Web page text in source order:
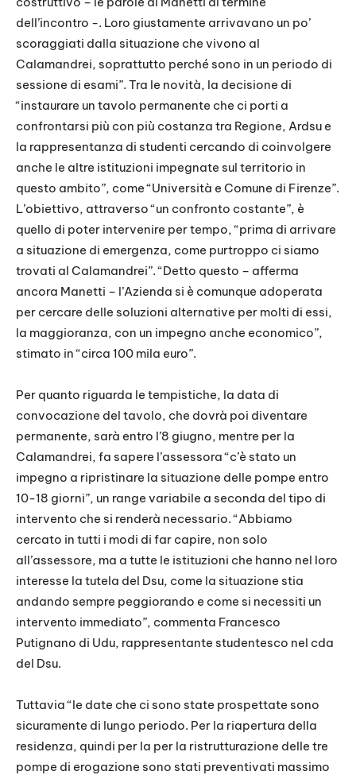
dell’incontro -. Loro giustamente arrivavano un po’
scoraggiati dalla situazione che vivono al
Calamandrei, soprattutto perché sono in un periodo di
sessione di esami”. Tra le novità, la decisione di
“instaurare un tavolo permanente che ci porti a
confrontarsi più con più costanza tra Regione, Ardsu e
la rappresentanza di studenti cercando di coinvolgere
anche le altre istituzioni impegnate sul territorio in
questo ambito”, come “Università e Comune di Firenze”.
L’obiettivo, attraverso “un confronto costante”, è
quello di poter intervenire per tempo, “prima di arrivare
a situazione di emergenza, come purtroppo ci siamo
trovati al Calamandrei”. “Detto questo – afferma
ancora Manetti – l’Azienda si è comunque adoperata
per cercare delle soluzioni alternative per molti di essi,
la maggioranza, con un impegno anche economico”,
stimato in “circa 100 mila euro”.
Per quanto riguarda le tempistiche, la data di
convocazione del tavolo, che dovrà poi diventare
permanente, sarà entro l’8 giugno, mentre per la
Calamandrei, fa sapere l’assessora “c’è stato un
impegno a ripristinare la situazione delle pompe entro
10-18 giorni”, un range variabile a seconda del tipo di
intervento che si renderà necessario. “Abbiamo
cercato in tutti i modi di far capire, non solo
all’assessore, ma a tutte le istituzioni che hanno nel loro
interesse la tutela del Dsu, come la situazione stia
andando sempre peggiorando e come si necessiti un
intervento immediato”, commenta Francesco
Putignano di Udu, rappresentante studentesco nel cda
del Dsu.
Tuttavia “le date che ci sono state prospettate sono
sicuramente di lungo periodo. Per la riapertura della
residenza, quindi per la per la ristrutturazione delle tre
pompe di erogazione sono stati preventivati massimo